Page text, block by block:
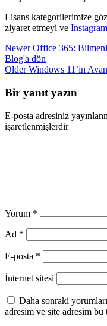
Lisans kategorilerimize
ziyaret etmeyi ve Instagram
Newer Office 365:
Blog'a dön
Older Windows 11’in
Bir yanıt yazın
E-posta adresiniz
işaretlenmişlerdir
Yorum *
Ad *
E-posta *
İnternet sitesi
Daha sonraki
adresim ve site adresim bu